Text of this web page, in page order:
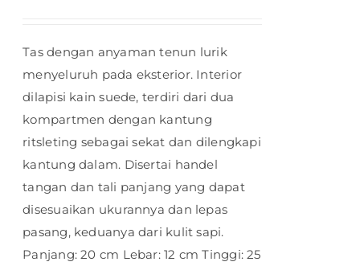
Tas dengan anyaman tenun lurik
menyeluruh pada eksterior. Interior
dilapisi kain suede, terdiri dari dua
kompartmen dengan kantung
ritsleting sebagai sekat dan dilengkapi
kantung dalam. Disertai handel
tangan dan tali panjang yang dapat
disesuaikan ukurannya dan lepas
pasang, keduanya dari kulit sapi.
Panjang: 20 cm Lebar: 12 cm Tinggi: 25